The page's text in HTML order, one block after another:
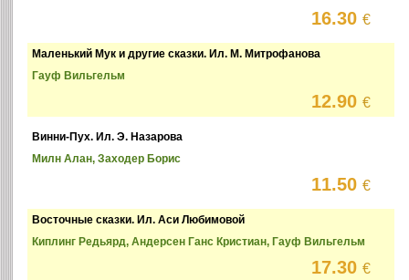
16.30€
Маленький Мук и другие сказки. Ил. М. Митрофанова
Гауф Вильгельм
12.90€
Винни-Пух. Ил. Э. Назарова
Милн Алан, Заходер Борис
11.50€
Восточные сказки. Ил. Аси Любимовой
Киплинг Редьярд, Андерсен Ганс Кристиан, Гауф Вильгельм
17.30€